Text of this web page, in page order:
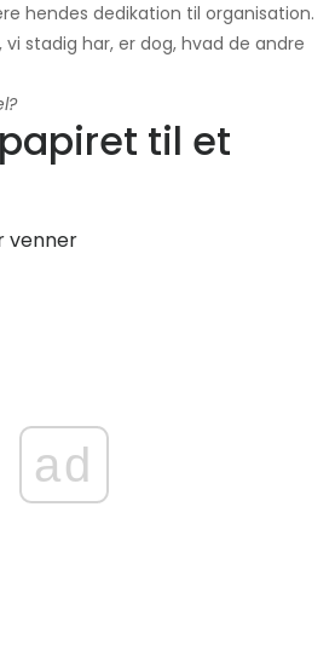
hendes dedikation til organisation.
stadig har, er dog, hvad de andre
til et
ad